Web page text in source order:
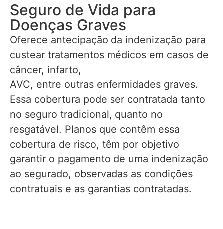
Seguro de Vida para
Doenças Graves
Oferece antecipação da indenização para
custear tratamentos médicos em casos de
câncer, infarto,
AVC, entre outras enfermidades graves.
Essa cobertura pode ser contratada tanto
no seguro tradicional, quanto no
resgatável. Planos que contêm essa
cobertura de risco, têm por objetivo
garantir o pagamento de uma indenização
ao segurado, observadas as condições
contratuais e as garantias contratadas.